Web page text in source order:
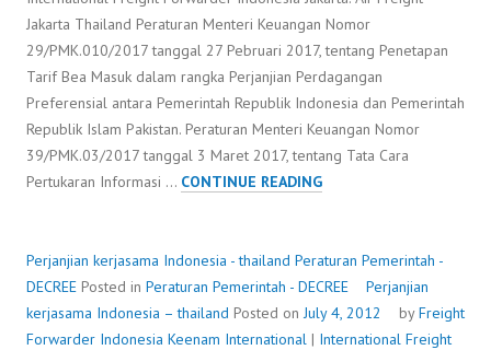
Jakarta Thailand Peraturan Menteri Keuangan Nomor
29/PMK.010/2017 tanggal 27 Pebruari 2017, tentang Penetapan
Tarif Bea Masuk dalam rangka Perjanjian Perdagangan
Preferensial antara Pemerintah Republik Indonesia dan Pemerintah
Republik Islam Pakistan. Peraturan Menteri Keuangan Nomor
39/PMK.03/2017 tanggal 3 Maret 2017, tentang Tata Cara
Pertukaran Informasi … CONTINUE READINGPERJANJIAN
–
THAILAND
Perjanjian kerjasama Indonesia - thailand Peraturan Pemerintah -
DECREE Posted in Peraturan Pemerintah - DECREE
Perjanjian
kerjasama Indonesia – thailand Posted onJuly 4, 2012 byFreight
Forwarder Indonesia Keenam International | International Freight